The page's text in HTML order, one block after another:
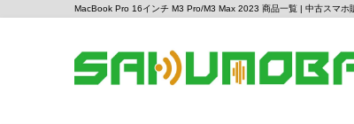
MacBook Pro 16インチ M3 Pro/M3 Max 2023 商品一覧 | 中古スマホ